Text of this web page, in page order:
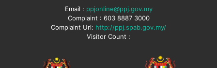
Email : ppjonline@ppj.gov.my
Complaint : 603 8887 3000
Complaint Url: http://ppj.spab.gov.my/
Visitor Count :